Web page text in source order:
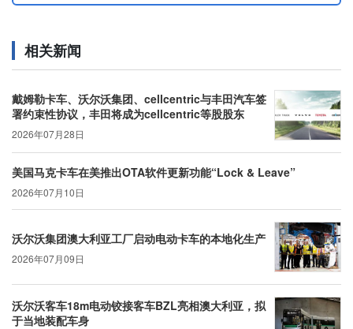
相关新闻
戴姆勒卡车、沃尔沃集团、cellcentric与丰田汽车签
署约束性协议，丰田将成为cellcentric等股股东
2026年07月28日
美国马克卡车在美推出OTA软件更新功能“Lock & Leave”
2026年07月10日
沃尔沃集团澳大利亚工厂启动电动卡车的本地化生产
2026年07月09日
沃尔沃客车18m电动铰接客车BZL亮相澳大利亚，拟
于当地装配车身